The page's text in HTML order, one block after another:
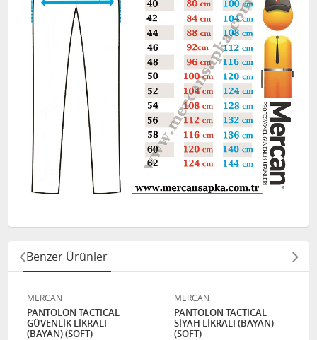
Benzer Ürünler
MERCAN
PANTOLON TACTICAL
GÜVENLİK LİKRALI
(BAYAN) (SOFT)
MERCAN
PANTOLON TACTICAL
SİYAH LİKRALI (BAYAN)
(SOFT)